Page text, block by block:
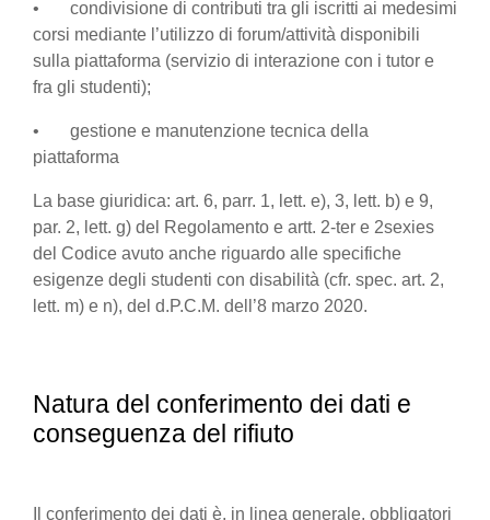
• condivisione di contributi tra gli iscritti ai medesimi
corsi mediante l’utilizzo di forum/attività disponibili
sulla piattaforma (servizio di interazione con i tutor e
fra gli studenti);
• gestione e manutenzione tecnica della
piattaforma
La base giuridica: art. 6, parr. 1, lett. e), 3, lett. b) e 9,
par. 2, lett. g) del Regolamento e artt. 2-ter e 2sexies
del Codice avuto anche riguardo alle specifiche
esigenze degli studenti con disabilità (cfr. spec. art. 2,
lett. m) e n), del d.P.C.M. dell’8 marzo 2020.
Natura del conferimento dei dati e
conseguenza del rifiuto
Il conferimento dei dati è, in linea generale, obbligatori